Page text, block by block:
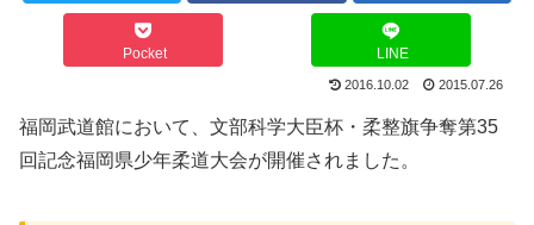
Pocket LINE
2016.10.02 2015.07.26
福岡武道館において、文部科学大臣杯・柔整旗争奪第35
回記念福岡県少年柔道大会が開催されました。